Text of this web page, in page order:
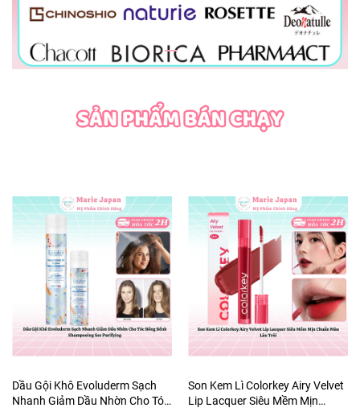
Dầu Gội Khô Evoluderm Sạch
Nhanh Giảm Dầu Nhờn Cho Tóc
Son Kem Lì Colorkey Airy Velvet
Lip Lacquer Siêu Mềm Mịn